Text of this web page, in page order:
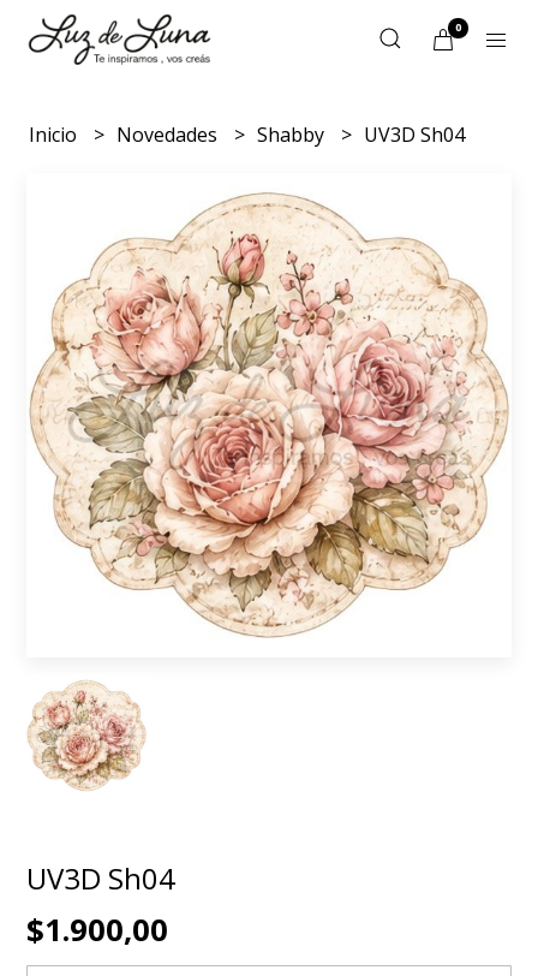
0
Inicio Novedades Shabby UV3D Sh04
UV3D Sh04
$1.900,00